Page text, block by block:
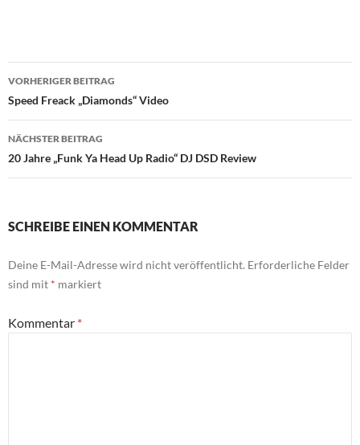
Beitragsnavigation
VORHERIGER BEITRAG
Speed Freack „Diamonds“ Video
NÄCHSTER BEITRAG
20 Jahre „Funk Ya Head Up Radio“ DJ DSD Review
SCHREIBE EINEN KOMMENTAR
Deine E-Mail-Adresse wird nicht veröffentlicht. Erforderliche Felder
sind mit * markiert
Kommentar *